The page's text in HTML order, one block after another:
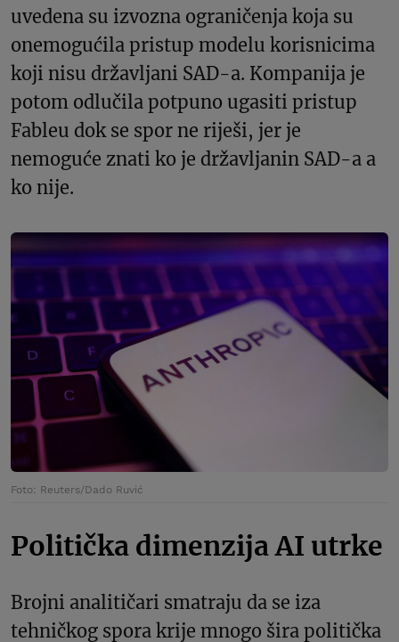
uvedena su izvozna ograničenja koja su
onemogućila pristup modelu korisnicima
koji nisu državljani SAD-a. Kompanija je
potom odlučila potpuno ugasiti pristup
Fableu dok se spor ne riješi, jer je
nemoguće znati ko je državljanin SAD-a a
ko nije.
Foto: Reuters/Dado Ruvić
Politička dimenzija AI utrke
Brojni analitičari smatraju da se iza
tehničkog spora krije mnogo šira politička